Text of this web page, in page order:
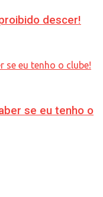
descer!
se eu tenho o